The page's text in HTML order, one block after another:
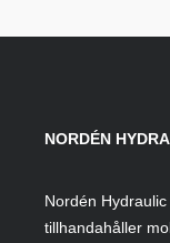
NORDÉN
Nordén
tillhandahåller